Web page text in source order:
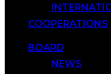
COOPERATIONS
BOARD
NEWS